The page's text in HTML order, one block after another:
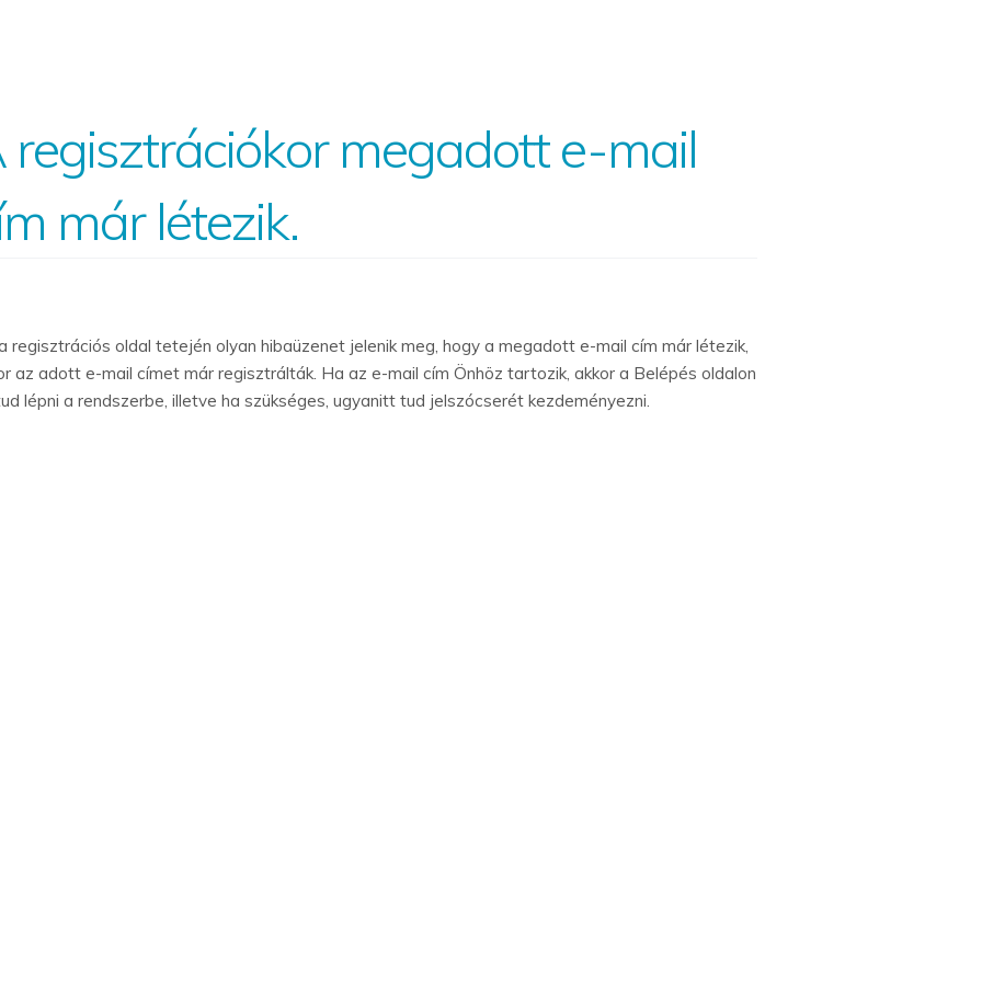
regisztrációkor megadott e-mail
már létezik.
regisztrációs oldal tetején olyan hibaüzenet jelenik meg, hogy a megadott e-mail cím már létezik,
az adott e-mail címet már regisztrálták. Ha az e-mail cím Önhöz tartozik, akkor a Belépés oldalon
lépni a rendszerbe, illetve ha szükséges, ugyanitt tud jelszócserét kezdeményezni.